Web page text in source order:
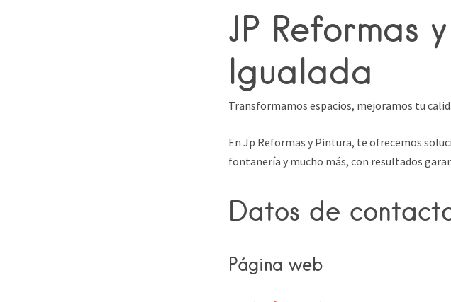
JP Reformas
Igualada
Transformamos espacios, mejoramos tu
En Jp Reformas y Pintura, te ofrecemos
fontanería y mucho más, con resultados
Datos de
Página web